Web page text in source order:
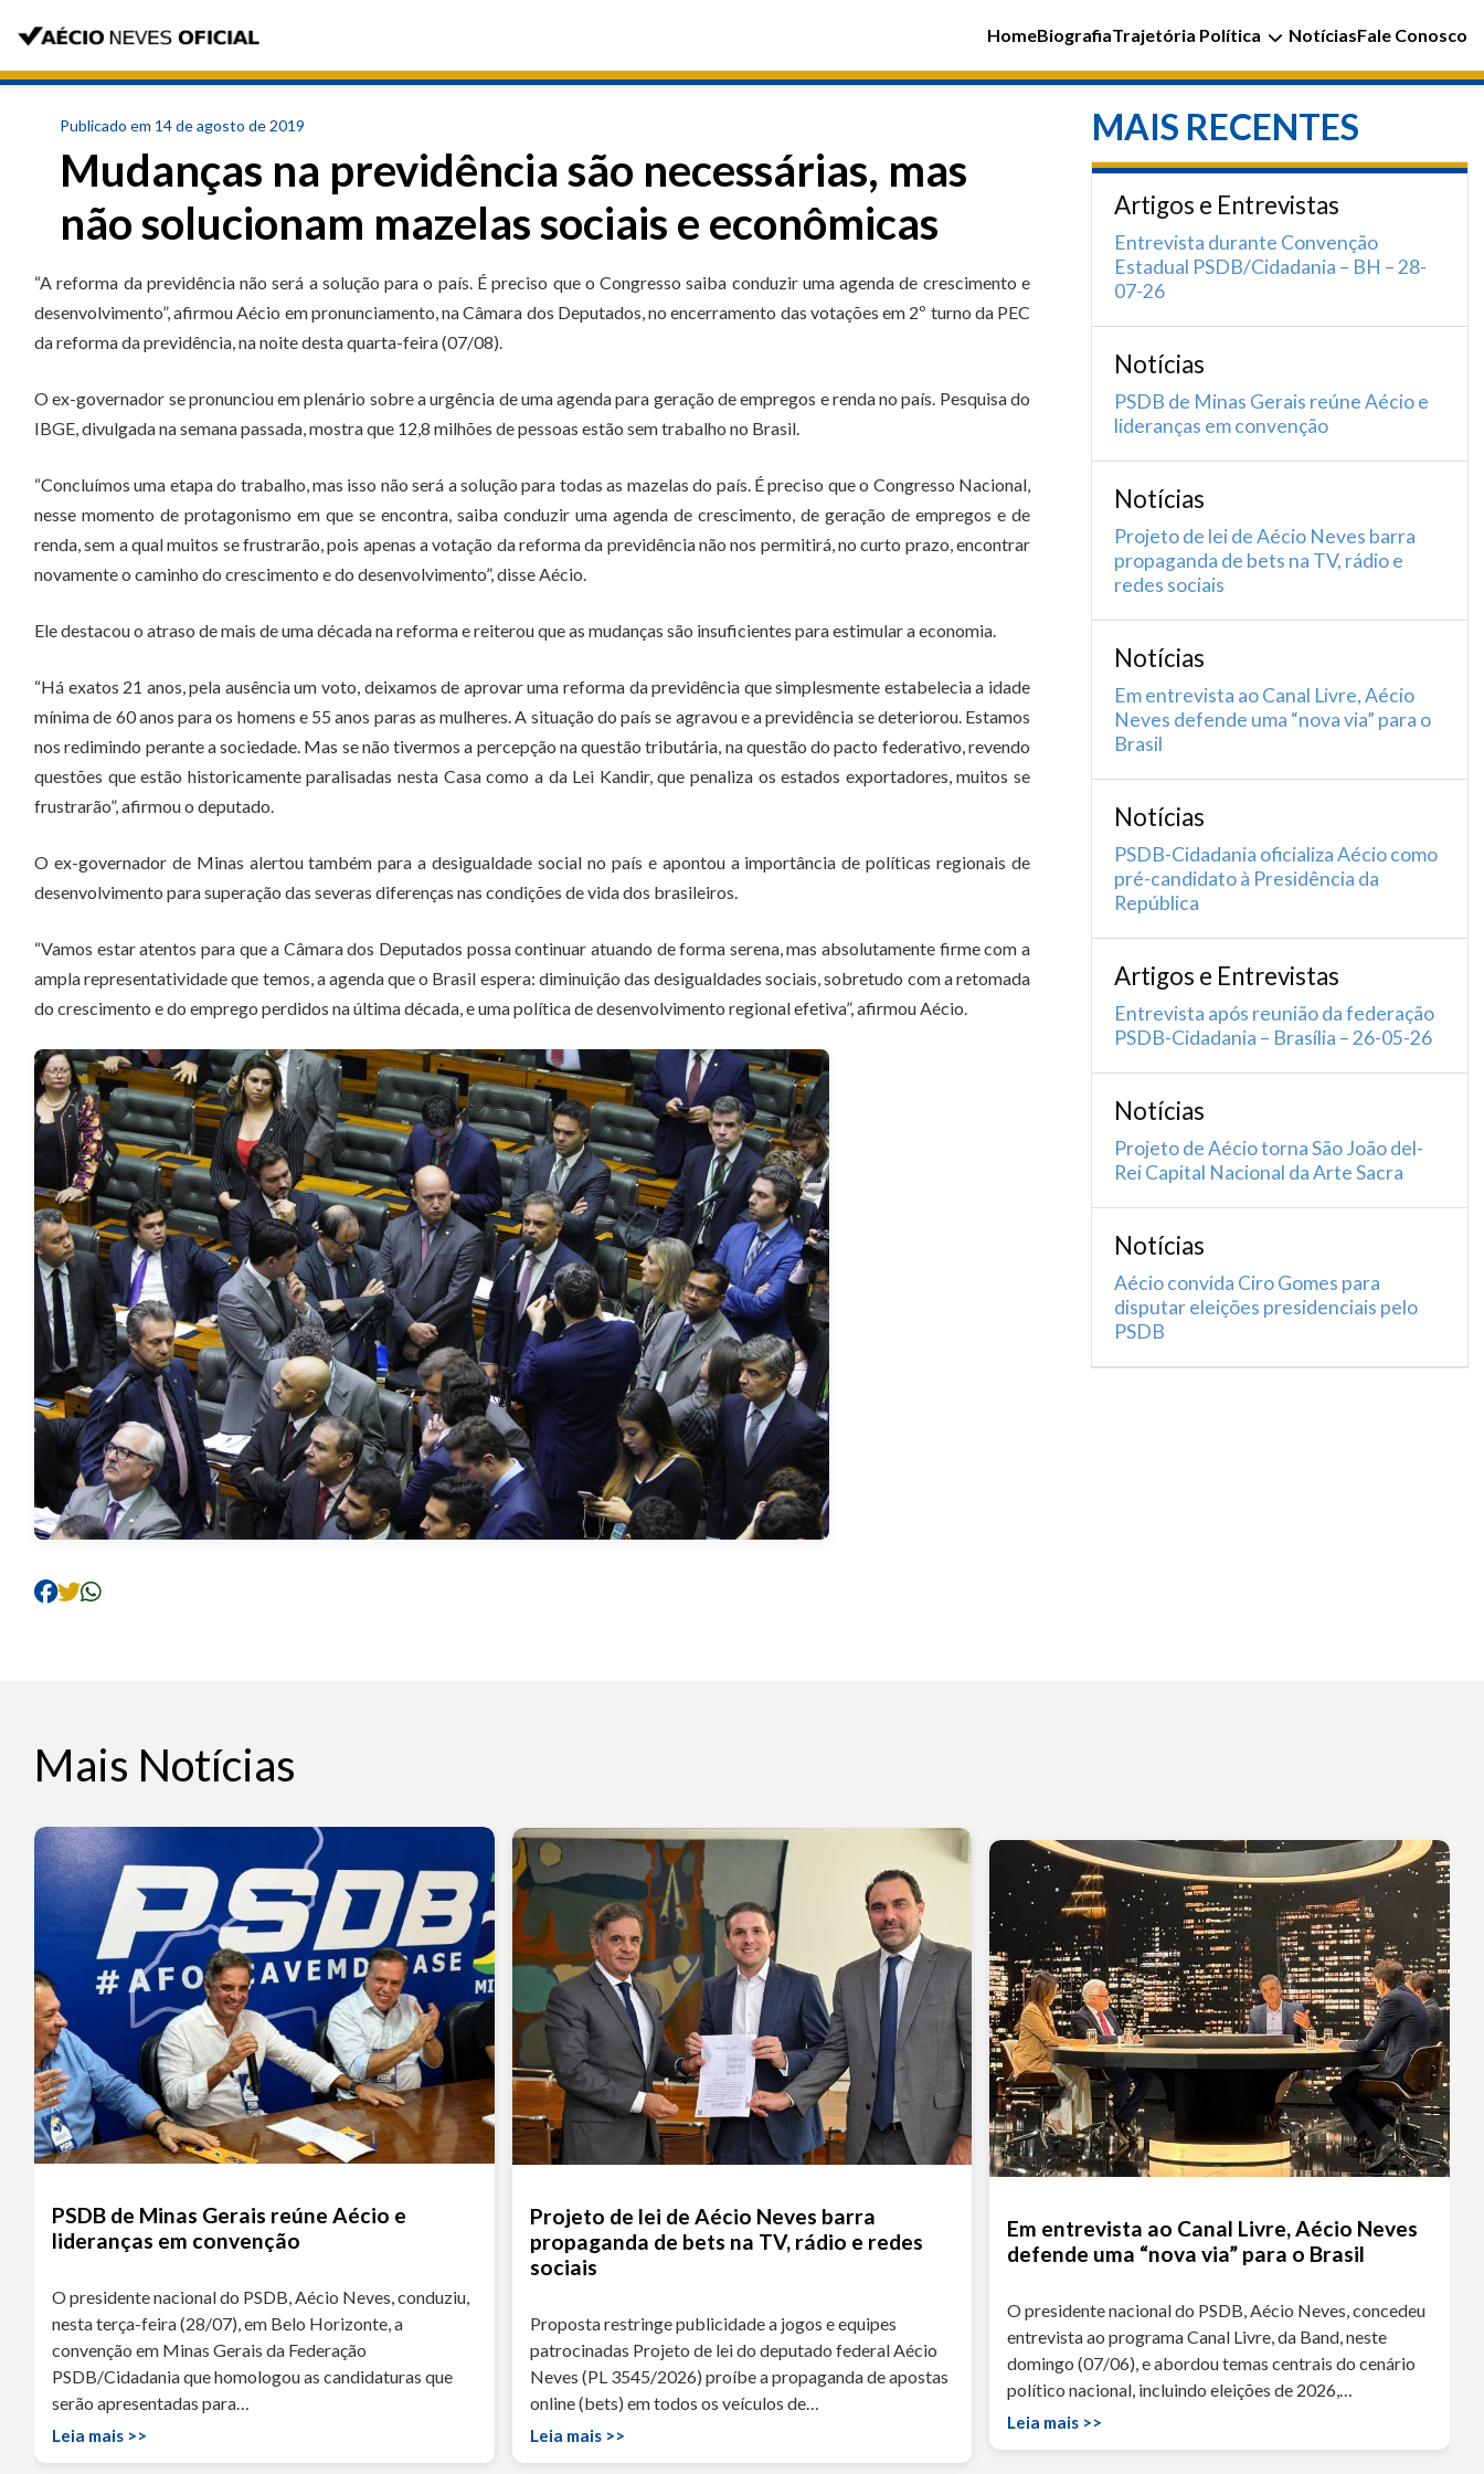
HomeBiografiaTrajetória Política NotíciasFale Conosco
Publicado em 14 de agosto de 2019
Mudanças na previdência são necessárias, mas
não solucionam mazelas sociais e econômicas
“A reforma da previdência não será a solução para o país. É preciso que o Congresso saiba conduzir uma agenda de crescimento e
desenvolvimento”, afirmou Aécio em pronunciamento, na Câmara dos Deputados, no encerramento das votações em 2º turno da PEC
da reforma da previdência, na noite desta quarta-feira (07/08).
O ex-governador se pronunciou em plenário sobre a urgência de uma agenda para geração de empregos e renda no país. Pesquisa do
IBGE, divulgada na semana passada, mostra que 12,8 milhões de pessoas estão sem trabalho no Brasil.
“Concluímos uma etapa do trabalho, mas isso não será a solução para todas as mazelas do país. É preciso que o Congresso Nacional,
nesse momento de protagonismo em que se encontra, saiba conduzir uma agenda de crescimento, de geração de empregos e de
renda, sem a qual muitos se frustrarão, pois apenas a votação da reforma da previdência não nos permitirá, no curto prazo, encontrar
novamente o caminho do crescimento e do desenvolvimento”, disse Aécio.
Ele destacou o atraso de mais de uma década na reforma e reiterou que as mudanças são insuficientes para estimular a economia.
“Há exatos 21 anos, pela ausência um voto, deixamos de aprovar uma reforma da previdência que simplesmente estabelecia a idade
mínima de 60 anos para os homens e 55 anos paras as mulheres. A situação do país se agravou e a previdência se deteriorou. Estamos
nos redimindo perante a sociedade. Mas se não tivermos a percepção na questão tributária, na questão do pacto federativo, revendo
questões que estão historicamente paralisadas nesta Casa como a da Lei Kandir, que penaliza os estados exportadores, muitos se
frustrarão”, afirmou o deputado.
O ex-governador de Minas alertou também para a desigualdade social no país e apontou a importância de políticas regionais de
desenvolvimento para superação das severas diferenças nas condições de vida dos brasileiros.
“Vamos estar atentos para que a Câmara dos Deputados possa continuar atuando de forma serena, mas absolutamente firme com a
ampla representatividade que temos, a agenda que o Brasil espera: diminuição das desigualdades sociais, sobretudo com a retomada
do crescimento e do emprego perdidos na última década, e uma política de desenvolvimento regional efetiva”, afirmou Aécio.
MAIS RECENTES
Artigos e Entrevistas
Entrevista durante Convenção
Estadual PSDB/Cidadania – BH – 28-
07-26
Notícias
PSDB de Minas Gerais reúne Aécio e
lideranças em convenção
Notícias
Projeto de lei de Aécio Neves barra
propaganda de bets na TV, rádio e
redes sociais
Notícias
Em entrevista ao Canal Livre, Aécio
Neves defende uma “nova via” para o
Brasil
Notícias
PSDB-Cidadania oficializa Aécio como
pré-candidato à Presidência da
República
Artigos e Entrevistas
Entrevista após reunião da federação
PSDB-Cidadania – Brasília – 26-05-26
Notícias
Projeto de Aécio torna São João del-
Rei Capital Nacional da Arte Sacra
Notícias
Aécio convida Ciro Gomes para
disputar eleições presidenciais pelo
PSDB
Mais Notícias
PSDB de Minas Gerais reúne Aécio e
lideranças em convenção
O presidente nacional do PSDB, Aécio Neves, conduziu,
nesta terça-feira (28/07), em Belo Horizonte, a
convenção em Minas Gerais da Federação
PSDB/Cidadania que homologou as candidaturas que
serão apresentadas para…
Leia mais >>
Projeto de lei de Aécio Neves barra
propaganda de bets na TV, rádio e redes
sociais
Proposta restringe publicidade a jogos e equipes
patrocinadas Projeto de lei do deputado federal Aécio
Neves (PL 3545/2026) proíbe a propaganda de apostas
online (bets) em todos os veículos de…
Leia mais >>
Em entrevista ao Canal Livre, Aécio Neves
defende uma “nova via” para o Brasil
O presidente nacional do PSDB, Aécio Neves, concedeu
entrevista ao programa Canal Livre, da Band, neste
domingo (07/06), e abordou temas centrais do cenário
político nacional, incluindo eleições de 2026,…
Leia mais >>